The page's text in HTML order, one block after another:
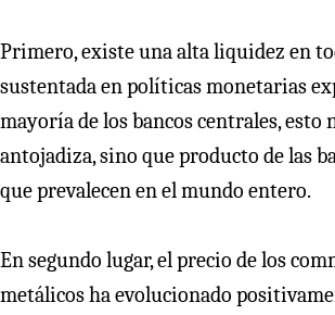
Primero, existe una alta liquidez en
sustentada en políticas monetarias
mayoría de los bancos centrales, esto
antojadiza, sino que producto de las
que prevalecen en el mundo entero.
En segundo lugar, el precio de los
metálicos ha evolucionado